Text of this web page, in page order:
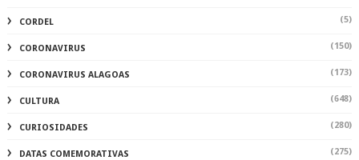
CORDEL (5)
CORONAVIRUS (150)
CORONAVIRUS ALAGOAS (173)
CULTURA (648)
CURIOSIDADES (280)
DATAS COMEMORATIVAS (275)